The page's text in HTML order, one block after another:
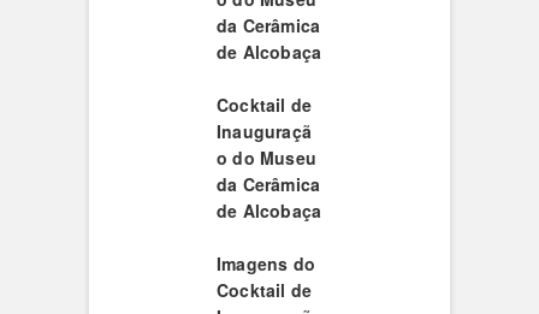
da Cerâmica
de Alcobaça
Cocktail de
Inauguraçã
o do Museu
da Cerâmica
de Alcobaça
Imagens do
Cocktail de